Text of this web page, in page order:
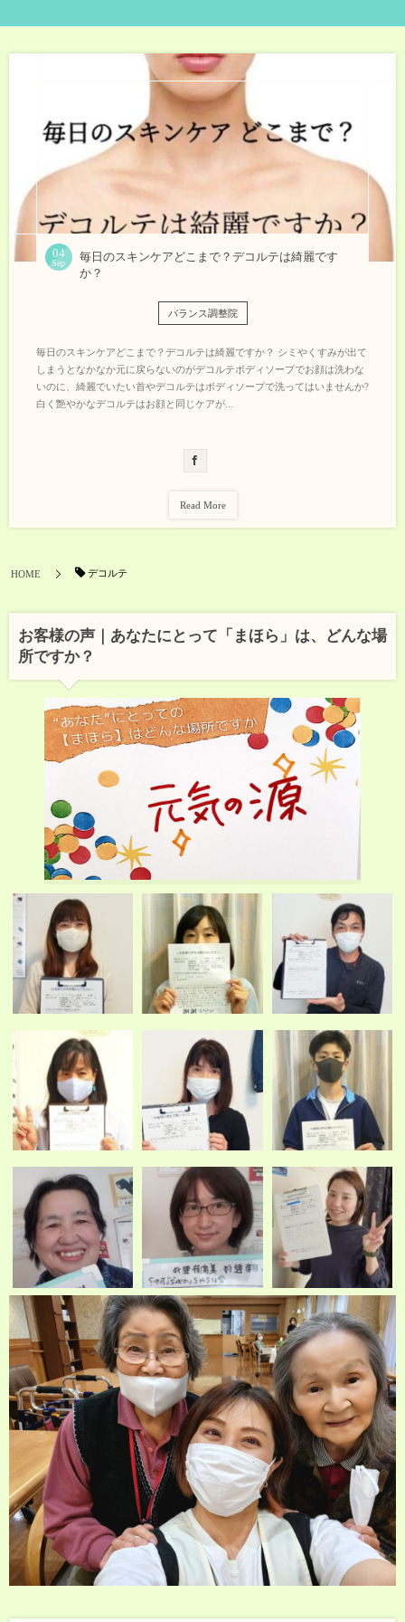
04
Sep
毎日のスキンケアどこまで？デコルテは綺麗です
か？
バランス調整院
毎日のスキンケアどこまで？デコルテは綺麗ですか？ シミやくすみが出て
しまうとなかなか元に戻らないのがデコルテボディソープでお顔は洗わな
いのに、綺麗でいたい首やデコルテはボディソープで洗ってはいませんか?
白く艶やかなデコルテはお顔と同じケアが...
Read More
HOME デコルテ
お客様の声｜あなたにとって「まほら」は、どんな場
所ですか？